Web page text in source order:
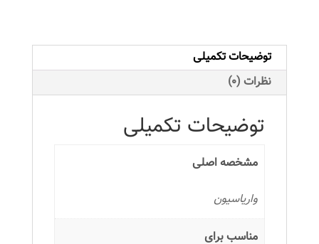
رنگ
روشن
کننده
عدد
توضیحات تکمیلی
نظرات (0)
توضیحات تکمیلی
مشخصه اصلی
واریاسیون
مناسب برای